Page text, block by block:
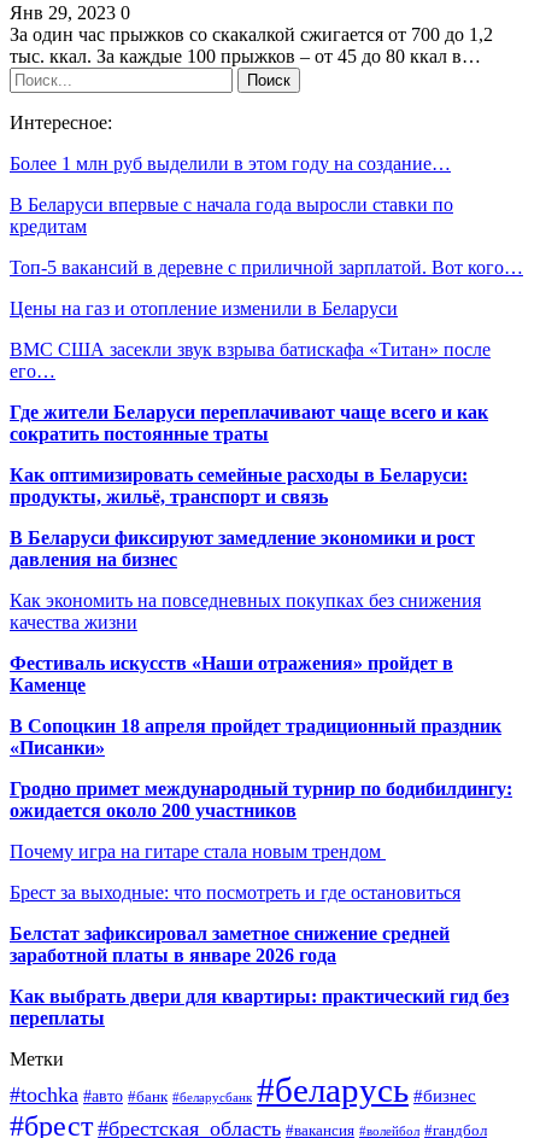
Янв 29, 2023 0
За один час прыжков со скакалкой сжигается от 700 до 1,2
тыс. ккал. За каждые 100 прыжков – от 45 до 80 ккал в…
Интересное:
Более 1 млн руб выделили в этом году на создание…
В Беларуси впервые с начала года выросли ставки по
кредитам
Топ-5 вакансий в деревне с приличной зарплатой. Вот кого…
Цены на газ и отопление изменили в Беларуси
ВМС США засекли звук взрыва батискафа «Титан» после
его…
Где жители Беларуси переплачивают чаще всего и как
сократить постоянные траты
Как оптимизировать семейные расходы в Беларуси:
продукты, жильё, транспорт и связь
В Беларуси фиксируют замедление экономики и рост
давления на бизнес
Как экономить на повседневных покупках без снижения
качества жизни
Фестиваль искусств «Наши отражения» пройдет в
Каменце
В Сопоцкин 18 апреля пройдет традиционный праздник
«Писанки»
Гродно примет международный турнир по бодибилдингу:
ожидается около 200 участников
Почему игра на гитаре стала новым трендом
Брест за выходные: что посмотреть и где остановиться
Белстат зафиксировал заметное снижение средней
заработной платы в январе 2026 года
Как выбрать двери для квартиры: практический гид без
переплаты
Метки
#tochka #авто #банк #беларусбанк #беларусь #бизнес
#брест #брестская_область #вакансия #волейбол #гандбол